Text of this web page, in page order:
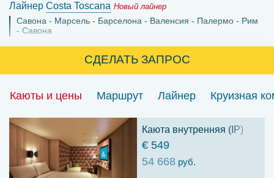
Лайнер Costa Toscana Новый лайнер
Савона Марсель Барселона Валенсия Палермо
Рим
Савона
СДЕЛАТЬ ЗАПРОС
Каюты и цены Маршрут Лайнер Круизная
Каюта внутренняя (IP)
€ 549
54 668 руб.